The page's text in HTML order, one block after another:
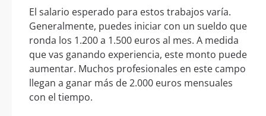
El salario esperado para estos trabajos varía.
Generalmente, puedes iniciar con un sueldo que
ronda los 1.200 a 1.500 euros al mes. A medida
que vas ganando experiencia, este monto puede
aumentar. Muchos profesionales en este campo
llegan a ganar más de 2.000 euros mensuales
con el tiempo.